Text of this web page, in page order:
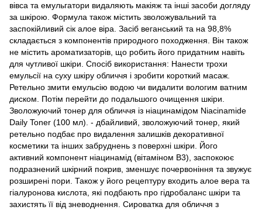
вівса та емульгатори видаляють макіяж та інші засоби догляду
за шкірою. Формула також містить зволожувальний та
заспокійливий сік алое віра. Засіб веганський та на 98,8%
складається з компонентів природного походження. Він також
не містить ароматизаторів, що робить його придатним навіть
для чутливої шкіри. Спосіб використання: Нанести трохи
емульсії на суху шкіру обличчя і зробити короткий масаж.
Ретельно змити емульсію водою чи видалити вологим ватним
диском. Потім перейти до подальшого очищення шкіри.
Зволожуючий тонер для обличчя із ніацинамідом Niacinamide
Daily Toner (100 мл). - дбайливий, зволожуючий тонер, який
ретельно подбає про видалення залишків декоративної
косметики та інших забруднень з поверхні шкіри. Його
активний компонент ніацинамід (вітаміном В3), заспокоює
подразнений шкірний покрив, зменшує почервоніння та звужує
розширені пори. Також у його рецептуру входить алое вера та
гіалуронова кислота, які подбають про гідробаланс шкіри та
захистять її від зневоднення. Сироватка для обличчя з